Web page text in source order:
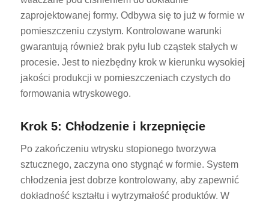
zaprojektowanej formy. Odbywa się to już w formie w
pomieszczeniu czystym. Kontrolowane warunki
gwarantują również brak pyłu lub cząstek stałych w
procesie. Jest to niezbędny krok w kierunku wysokiej
jakości produkcji w pomieszczeniach czystych do
formowania wtryskowego.
Krok 5: Chłodzenie i krzepnięcie
Po zakończeniu wtrysku stopionego tworzywa
sztucznego, zaczyna ono stygnąć w formie. System
chłodzenia jest dobrze kontrolowany, aby zapewnić
dokładność kształtu i wytrzymałość produktów. W